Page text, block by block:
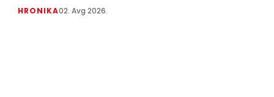
HRONIKA02. Avg 2026.